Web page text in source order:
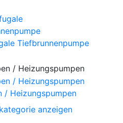
Tiefbrunnenpumpe
/ Heizungspumpen
anzeigen